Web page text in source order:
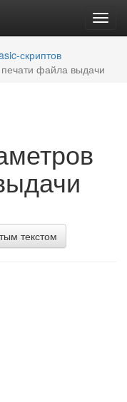
скриптов
файла выдачи
текстом